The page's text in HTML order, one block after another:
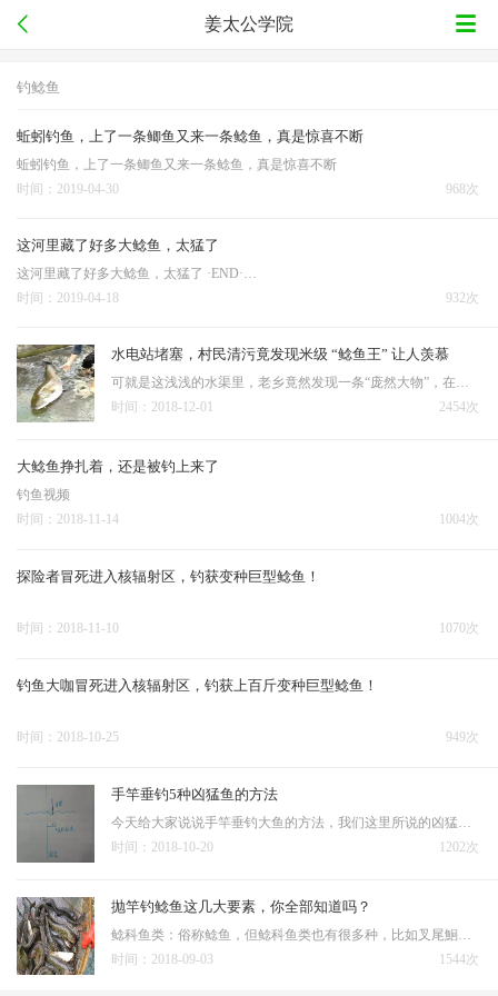
姜太公学院
钓鲶鱼
蚯蚓钓鱼，上了一条鲫鱼又来一条鲶鱼，真是惊喜不断
蚯蚓钓鱼，上了一条鲫鱼又来一条鲶鱼，真是惊喜不断
968次
时间：2019-04-30
这河里藏了好多大鲶鱼，太猛了
这河里藏了好多大鲶鱼，太猛了 ·END·…
932次
时间：2019-04-18
水电站堵塞，村民清污竟发现米级 “鲶鱼王” 让人羡慕
可就是这浅浅的水渠里，老乡竟然发现一条“庞然大物”，在里面游荡... 清理废弃排水渠，竟发现条一米多长的大鲶鱼——老乡说自己都不敢信。 确实让人震惊，只是不知道这条大鲶鱼，是在水渠里长大的…
2454次
时间：2018-12-01
大鲶鱼挣扎着，还是被钓上来了
钓鱼视频
1004次
时间：2018-11-14
探险者冒死进入核辐射区，钓获变种巨型鲶鱼！
1070次
时间：2018-11-10
钓鱼大咖冒死进入核辐射区，钓获上百斤变种巨型鲶鱼！
949次
时间：2018-10-25
手竿垂钓5种凶猛鱼的方法
今天给大家说说手竿垂钓大鱼的方法，我们这里所说的凶猛鱼都是淡水鱼。 在淡水中的凶猛鱼一般是以下五种： 1、鳜鱼 2、白鱼（我们称之为翘嘴、黄尾） 3、黑鱼 4、鲶鱼 5、鲈鱼 我们同时也都知道：这些鱼都可以用“路
1202次
时间：2018-10-20
抛竿钓鲶鱼这几大要素，你全部知道吗？
鲶科鱼类：俗称鲶鱼，但鲶科鱼类也有很多种，比如叉尾鮰、大口鲶、胡子鲶（塘鲺）、埃及塘鲺、湄公河鲶鱼（最大的鲶鱼类，不过中国几乎没有）等等。底层鱼类，活食性鱼类，独居，视力低下，但对水流波动感应力强，喜
1544次
时间：2018-09-03